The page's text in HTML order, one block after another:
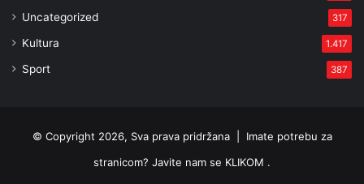
Uncategorized 317
Kultura 1.417
Sport 387
© Copyright 2026, Sva prava pridržana | Imate potrebu za
stranicom? Javite nam se KLIKOM .